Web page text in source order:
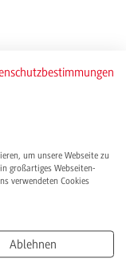
um unsere Webseite zu
großartiges Webseiten-
verwendeten Cookies
Ablehnen